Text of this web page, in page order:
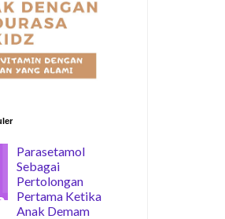
Parasetamol
Sebagai
Pertolongan
Pertama Ketika
Anak Demam